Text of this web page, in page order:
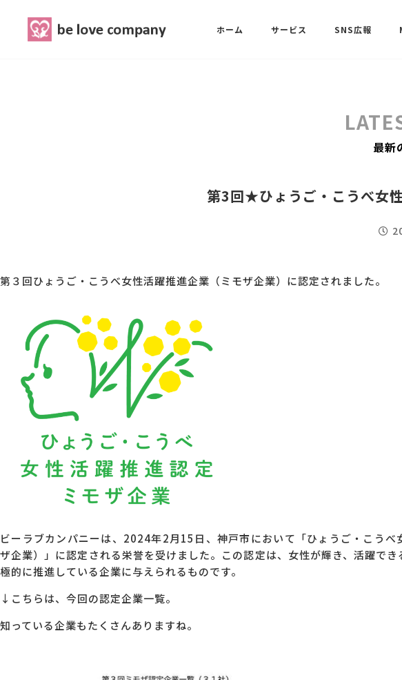
ホーム サービス
MG研修
SNS広報
会社概要
アクセス
採用情報
お問い合わせ
最新
第3回★ひょうご・こうべ女
第３回ひょうご・こうべ女性活躍推進企業（ミモザ企業）に認定されました。
ビーラブカンパニーは、2024年2月15日、神戸市において「ひょうご・こうべ
ザ企業）」に認定される栄誉を受けました。この認定は、女性が輝き、活躍で
極的に推進している企業に与えられるものです。
↓こちらは、今回の認定企業一覧。
知っている企業もたくさんありますね。